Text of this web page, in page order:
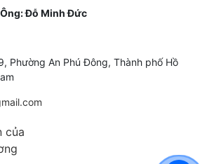
Ông: Đỗ Minh Đức
Phường An Phú Đông, Thành phố Hồ